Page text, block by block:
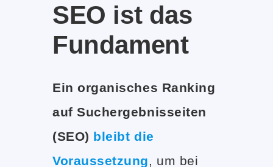
SEO ist das
Fundament
Ein organisches Ranking
auf Suchergebnisseiten
(SEO) bleibt die
Voraussetzung, um bei